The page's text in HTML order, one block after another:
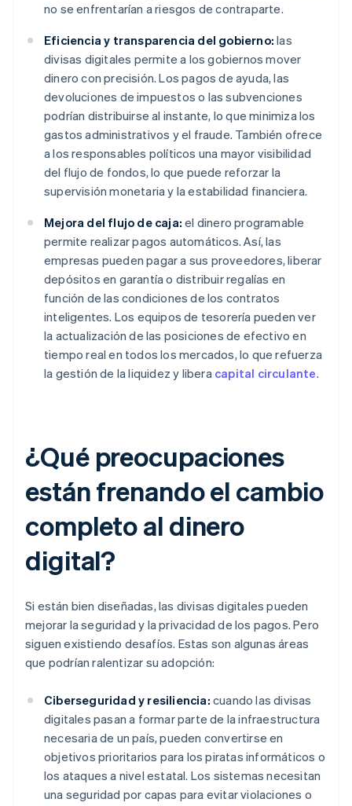
no se enfrentarían a riesgos de contraparte.
Eficiencia y transparencia del gobierno: las
divisas digitales permite a los gobiernos mover
dinero con precisión. Los pagos de ayuda, las
devoluciones de impuestos o las subvenciones
podrían distribuirse al instante, lo que minimiza los
gastos administrativos y el fraude. También ofrece
a los responsables políticos una mayor visibilidad
del flujo de fondos, lo que puede reforzar la
supervisión monetaria y la estabilidad financiera.
Mejora del flujo de caja: el dinero programable
permite realizar pagos automáticos. Así, las
empresas pueden pagar a sus proveedores, liberar
depósitos en garantía o distribuir regalías en
función de las condiciones de los contratos
inteligentes. Los equipos de tesorería pueden ver
la actualización de las posiciones de efectivo en
tiempo real en todos los mercados, lo que refuerza
la gestión de la liquidez y libera capital circulante.
¿Qué preocupaciones
están frenando el cambio
completo al dinero
digital?
Si están bien diseñadas, las divisas digitales pueden
mejorar la seguridad y la privacidad de los pagos. Pero
siguen existiendo desafíos. Estas son algunas áreas
que podrían ralentizar su adopción:
Ciberseguridad y resiliencia: cuando las divisas
digitales pasan a formar parte de la infraestructura
necesaria de un país, pueden convertirse en
objetivos prioritarios para los piratas informáticos o
los ataques a nivel estatal. Los sistemas necesitan
una seguridad por capas para evitar violaciones o